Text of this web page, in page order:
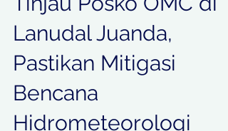
Gubernur Khofifah
Tinjau Posko OMC di
Lanudal Juanda,
Pastikan Mitigasi